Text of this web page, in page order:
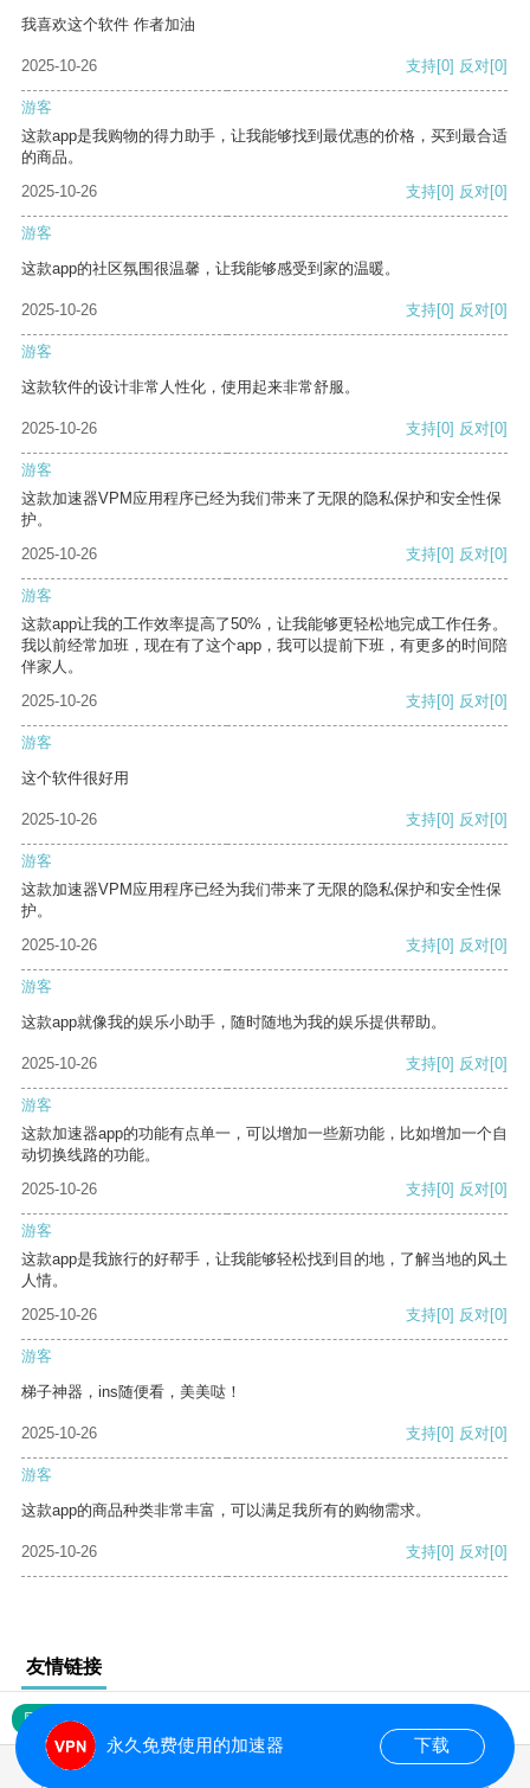
我喜欢这个软件 作者加油
2025-10-26 支持[0] 反对[0]
游客
这款app是我购物的得力助手，让我能够找到最优惠的价格，买到最合适
的商品。
2025-10-26
支持[0] 反对[0]
游客
这款app的社区氛围很温馨，让我能够感受到家的温暖。
2025-10-26 支持[0] 反对[0]
游客
这款软件的设计非常人性化，使用起来非常舒服。
2025-10-26 支持[0] 反对[0]
游客
这款加速器VPM应用程序已经为我们带来了无限的隐私保护和安全性保
护。
2025-10-26
支持[0] 反对[0]
游客
这款app让我的工作效率提高了50%，让我能够更轻松地完成工作任务。
我以前经常加班，现在有了这个app，我可以提前下班，有更多的时间陪
伴家人。
2025-10-26
支持[0] 反对[0]
游客
这个软件很好用
2025-10-26 支持[0] 反对[0]
游客
这款加速器VPM应用程序已经为我们带来了无限的隐私保护和安全性保
护。
2025-10-26
支持[0] 反对[0]
游客
这款app就像我的娱乐小助手，随时随地为我的娱乐提供帮助。
2025-10-26 支持[0] 反对[0]
游客
这款加速器app的功能有点单一，可以增加一些新功能，比如增加一个自
动切换线路的功能。
2025-10-26
支持[0] 反对[0]
游客
这款app是我旅行的好帮手，让我能够轻松找到目的地，了解当地的风土
人情。
2025-10-26
支持[0] 反对[0]
游客
梯子神器，ins随便看，美美哒！
2025-10-26 支持[0] 反对[0]
游客
这款app的商品种类非常丰富，可以满足我所有的购物需求。
2025-10-26 支持[0] 反对[0]
友情链接
网站地图
永久免费使用的加速器 下载